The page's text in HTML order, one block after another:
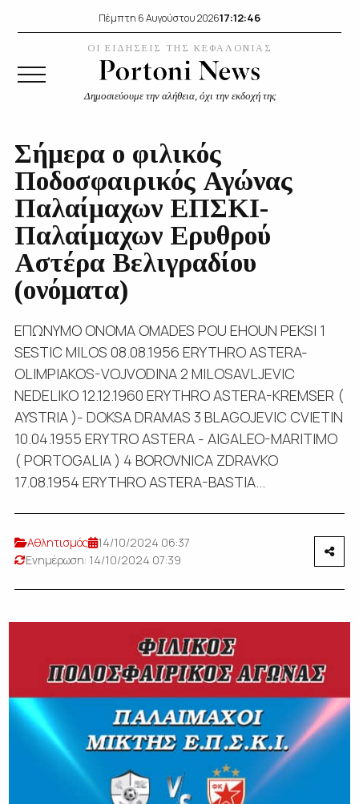
Πέμπτη 6 Αυγούστου 202617:12:47
ΟΙ ΕΙΔΗΣΕΙΣ ΤΗΣ ΚΕΦΑΛΟΝΙΑΣ
Δημοσιεύουμε την αλήθεια, όχι την εκδοχή της
Σήμερα ο φιλικός
Ποδοσφαιρικός Αγώνας
Παλαίμαχων ΕΠΣΚΙ-
Παλαίμαχων Ερυθρού
Αστέρα Βελιγραδίου
(ονόματα)
ΕΠΩΝΥΜΟ ΟΝΟΜΑ OMADES POU EHOUN PEKSI 1
SESTIC MILOS 08.08.1956 ERYTHRO ASTERA-
OLIMPIAKOS-VOJVODINA 2 MILOSAVLJEVIC
NEDELIKO 12.12.1960 ERYTHRO ASTERA-KREMSER (
AYSTRIA )- DOKSA DRAMAS 3 BLAGOJEVIC CVIETIN
10.04.1955 ERYTRO ASTERA - AIGALEO-MARITIMO
( PORTOGALIA ) 4 BOROVNICA ZDRAVKO
17.08.1954 ERYTHRO ASTERA-BASTIA...
Αθλητισμός
14/10/2024 06:37
Ενημέρωση: 14/10/2024 07:39